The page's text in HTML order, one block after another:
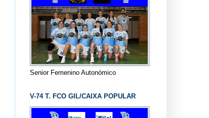
Senior Femenino Autonómico
V-74 T. FCO GIL/CAIXA POPULAR